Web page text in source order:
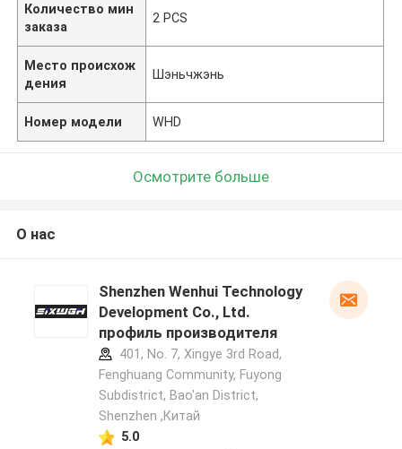
Количество мин
заказа
2 PCS
Место происхож
дения
Шэньчжэнь
Номер модели WHD
Осмотрите больше
О нас
Shenzhen Wenhui Technology
Development Co., Ltd.
профиль производителя
401, No. 7, Xingye 3rd Road,
Fenghuang Community, Fuyong
Subdistrict, Bao'an District,
Shenzhen ,Китай
5.0